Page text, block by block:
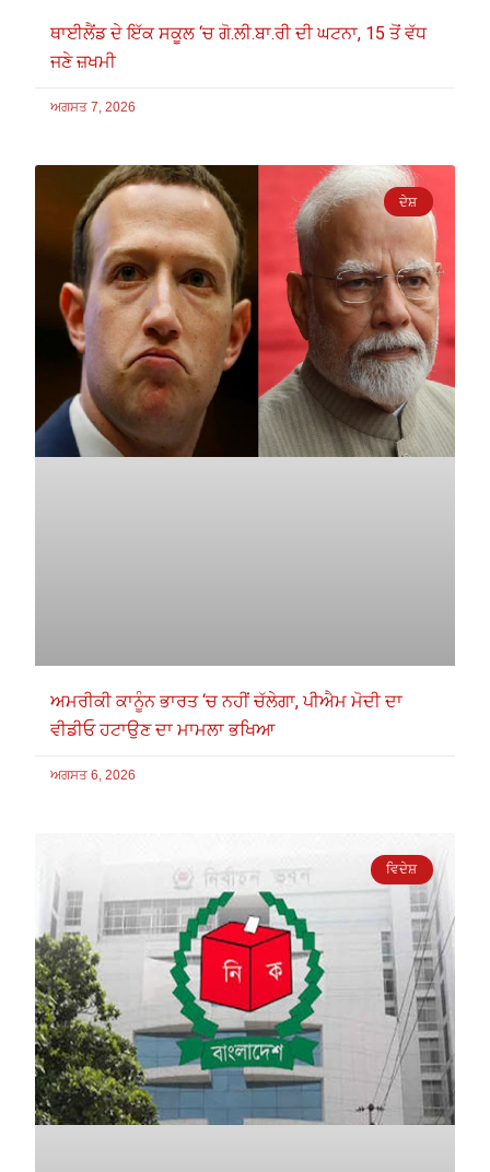
ਥਾਈਲੈਂਡ ਦੇ ਇੱਕ ਸਕੂਲ ‘ਚ ਗੋ.ਲੀ.ਬਾ.ਰੀ ਦੀ ਘਟਨਾ, 15 ਤੋਂ ਵੱਧ
ਜਣੇ ਜ਼ਖਮੀ
ਅਗਸਤ 7, 2026
ਦੇਸ਼
ਅਮਰੀਕੀ ਕਾਨੂੰਨ ਭਾਰਤ ‘ਚ ਨਹੀਂ ਚੱਲੇਗਾ, ਪੀਐਮ ਮੋਦੀ ਦਾ
ਵੀਡੀਓ ਹਟਾਉਣ ਦਾ ਮਾਮਲਾ ਭਖਿਆ
ਅਗਸਤ 6, 2026
ਵਿਦੇਸ਼